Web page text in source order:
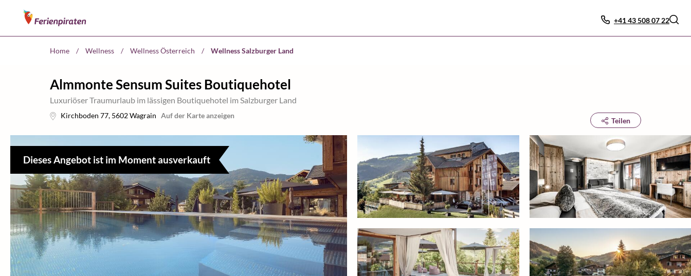
+41 43 508 07 22
Home / Wellness / Wellness Österreich / Wellness Salzburger Land
Almmonte Sensum Suites Boutiquehotel
Luxuriöser Traumurlaub im lässigen Boutiquehotel im Salzburger Land
Kirchboden 77, 5602Wagrain Auf der Karte anzeigen
Teilen
Dieses Angebot ist im Moment ausverkauft